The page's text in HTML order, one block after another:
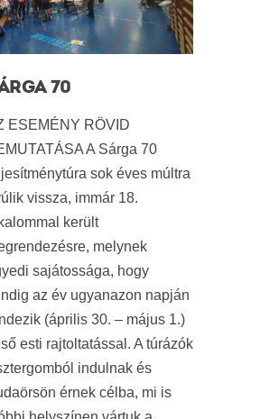
70
ESEMÉNY RÖVID
A Sárga 70
sok éves múltra
vissza, immár 18.
került
melynek
sajátossága, hogy
az év ugyanazon napján
(április 30. – május 1.)
esti rajtoltatással. A túrázók
indulnak és
érnek célba, mi is